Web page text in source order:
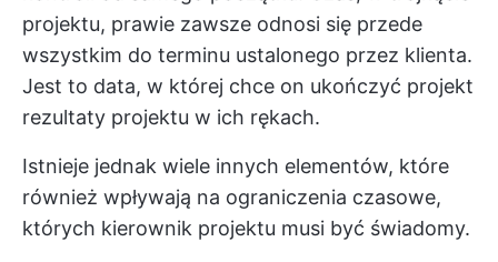
projektu, prawie zawsze odnosi się przede
wszystkim do terminu ustalonego przez klienta.
Jest to data, w której chce on ukończyć projekt
rezultaty projektu w ich rękach.
Istnieje jednak wiele innych elementów, które
również wpływają na ograniczenia czasowe,
których kierownik projektu musi być świadomy.